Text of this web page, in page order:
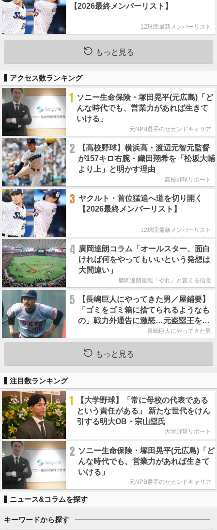
【2026最終メンバーリスト】
12球団最新メンバーリスト
もっと見る
アクセス数ランキング
1 ソニー生命保険・塚田晃平(元広島)「ど
んな時代でも、営業力があれば生きて
いける」
元NPB選手のセカンドキャリア
2
【高校野球】横浜高・渡辺元智元監督
が157キロ右腕・織田翔希を「松坂大輔
より上」と明かす理由
高校野球リポート
3 ヤクルト・首位猛追へ道を切り開く
【2026最終メンバーリスト】
12球団最新メンバーリスト
4 廣岡達朗コラム「オールスター、面白
ければ何をやってもいいという発想は
大間違い」
廣岡達朗連載「やれ」と言える信念
5
【長嶋巨人にやってきた男／屋鋪要】
「ゴミをゴミ箱に捨てられるようなも
の」戦力外通告に激怒…元盗塁王を救
った長嶋茂雄の一本の電話長嶋巨人にやってきた男
もっと見る
注目数ランキング
1
【大学野球】「常に母校の代表である
という責任がある」 新たな世代をけん
引する明大OB・宗山塁氏
大学野球リポート
2 ソニー生命保険・塚田晃平(元広島)「ど
んな時代でも、営業力があれば生きて
いける」
元NPB選手のセカンドキャリア
ニュース&コラムを探す
キーワードから探す